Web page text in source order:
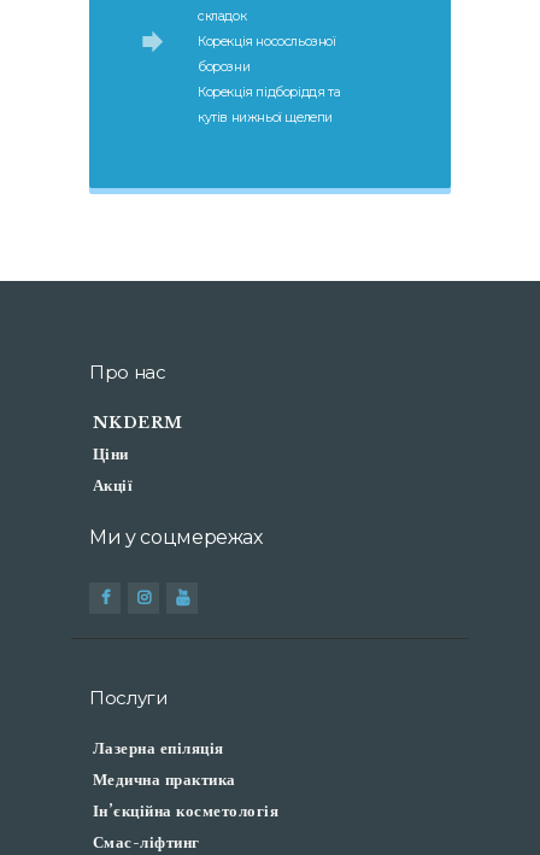
складок
Корекція нососльозної
борозни
Корекція підборіддя та
кутів нижньої щелепи
Про нас
NKDERM
Ціни
Акції
Ми у соцмережах
Послуги
Лазерна епіляція
Медична практика
Ін’єкційна косметологія
Смас-ліфтинг